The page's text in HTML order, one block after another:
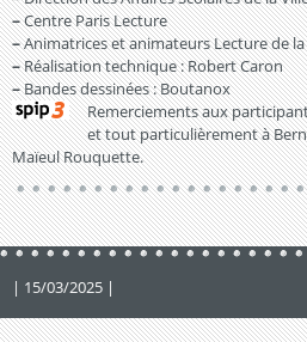
–Centre Paris Lecture
–Animatrices et animateurs Lecture de la
–Réalisation technique : Robert Caron
–Bandes dessinées : Boutanox
Remerciements aux
et tout particulièrement à
Maïeul Rouquette.
| 15/03/2025 |